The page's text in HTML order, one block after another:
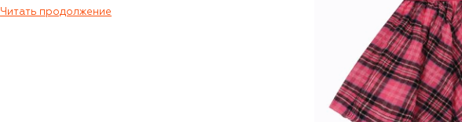
устоявшиеся стандарты модной индустрии, показав, что
Читать продолжение